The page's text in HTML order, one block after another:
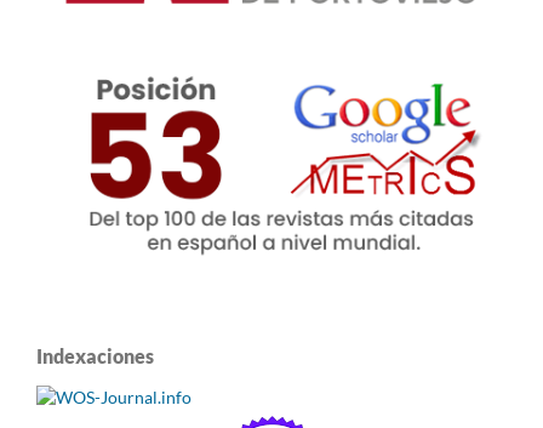
Indexaciones